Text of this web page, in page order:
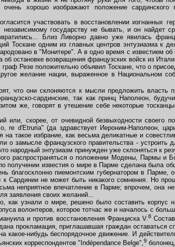
хорошо изображают положение сардинского
участвовать в восстановлении изгнанных
государству не бывать, и он найдет
Близ Ливорно давно уже явилась
Тоскане одним из главных центров энтузиазма к
в "Moнитере". А в одно время с известием
остановке возвращения французских войск из
Резе положительно объявил Тоскане, что о
желание нации, выраженное в Национальном
что они склоняются к мысли предложить власть
сардинские, так как принц Наполеон,
же, говорят в утешение себе некоторые
или, скорее, от очевидной безвыходности своего
re d'Etruria" (да здравствует Иероним-Наполеон,
на такое избрание, как весьма деликатные и
о замысле французского правительства - устроить
народный энтузиазм принужден уже склоняться к
распространяться о положении Модены, Пармы и
получении известия о мире в Парме сделана была
благосклонно пиемонтским губернатором в
к Сардинии не может быть никакого сомнения. Но
неприятное впечатление в Парме; впрочем, она
заявления своих желаний...
узнали о мире, решено было составить корпус
волонтеров, которое тотчас же и началось с
и против восстановления Франциска V.8
прокламация, приглашавшая граждан оставаться
какое-нибудь беспорядочное движение. И
корреспондентов "Indépendance Belge", 9